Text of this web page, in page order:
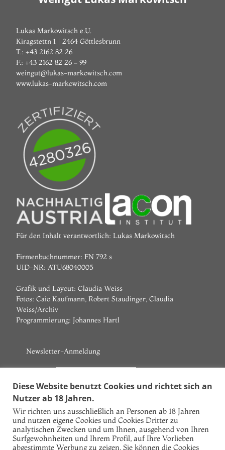
Lukas Markowitsch e.U.
Kiragstettn 1 | 2464 Göttlesbrunn
T.: +43 2162 82 26
F.: +43 2162 82 26 – 99
weingut@lukas-markowitsch.com
www.lukas-markowitsch.com
Für den Inhalt verantwortlich: Lukas Markowitsch
Firmenbuchnummer: FN 792 s
UID-NR: ATU68040005
Grafik und Layout: Claudia Weiss
Fotos: Caio Kaufmann, Robert Staudinger, Claudia
Weiss/Archiv
Programmierung:Johannes Hartl
Newsletter-Anmeldung
Nachname
E-Mail
Ich akzeptiere die Datenschutzbestimmungen!
Diese Website benutzt Cookies und richtet sich an
Nutzer ab 18 Jahren.
Wir richten uns ausschließlich an Personen ab 18 Jahren
und nutzen eigene Cookies und Cookies Dritter zu
analytischen Zwecken und um Ihnen, ausgehend von Ihren
Surfgewohnheiten und Ihrem Profil, auf Ihre Vorlieben
abgestimmte Werbung zu zeigen. Sie können die Cookies